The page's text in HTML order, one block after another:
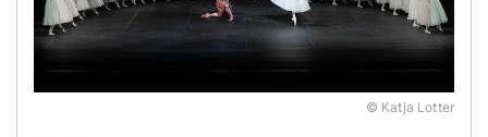
© Katja Lotter